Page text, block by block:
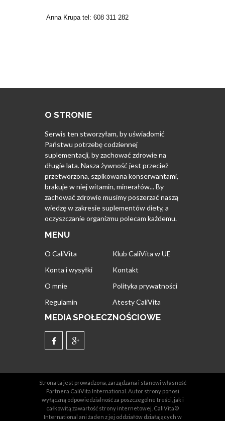
Anna Krupa tel: 608 311 282
O STRONIE
Serwis ten stworzyłam, by uświadomić
Państwu potrzebę codziennej
suplementacji, by zachować zdrowie na
długie lata. Nasza żywność jest przecież
przetworzona, szpikowana konserwantami,
brakuje w niej witamin, minerałów... By
zachować zdrowie musimy poszerzać naszą
wiedzę w zakresie suplementów diety, a
oczyszczanie organizmu polecam każdemu.
MENU
O CaliVita
Klub CaliVita w UE
Konta i wysyłki
Kontakt
O mnie
Polityka prywatności
Regulamin
Atesty CaliVita
MEDIA SPOŁECZNOŚCIOWE
Strona ta jest prowadzona, zarządzana i stanowi własność
Partnera CaliVita International. Autor strony ponosi
wyłączną odpowiedzialność za poszczególne treści, jak i
całkowitą zawartość strony internetowej. CaliVita©
International ani żaden z jej oddziałów działających w